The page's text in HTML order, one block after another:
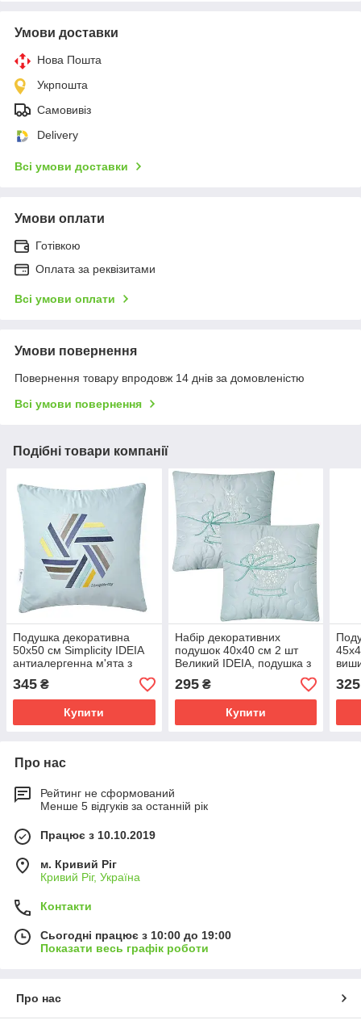
Умови доставки
Нова Пошта
Укрпошта
Самовивіз
Delivery
Всі умови доставки
Умови оплати
Готівкою
Оплата за реквізитами
Всі умови оплати
Умови повернення
Повернення товару впродовж 14 днів за домовленістю
Всі умови повернення
Подібні товари компанії
Подушка декоративна
50х50 см Simplicity IDEIA
антиалергенна м'ята з
вишивкою
345 ₴
Купити
Набір декоративних
подушок 40x40 см 2 шт
Великий IDEIA, подушка з
вишивкою, святковий
декор м'ята
295₴
Купити
325
Про нас
Рейтинг не сформований
Менше 5 відгуків за останній рік
Працює з 10.10.2019
м. Кривий Ріг
Кривий Ріг, Україна
Контакти
Сьогодні працює з 10:00 до 19:00
Показати весь графік роботи
Про нас